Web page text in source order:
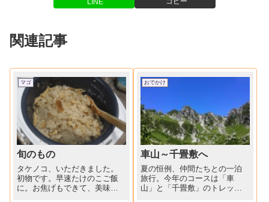
関連記事
マゴ
旬のもの
タケノコ、いただきました。
初物です。早速たけのこご飯
に。お焦げもできて、美味し
おでかけ
車山～千畳敷へ
夏の恒例、仲間たちとの一泊
旅行。今年のコースは「車
山」と「千畳敷」のトレッキ